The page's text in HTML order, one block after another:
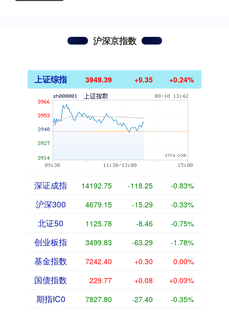
沪深京指数
上证综指 3949.39 +9.35 +0.24%
深证成指 14192.75 -118.25 -0.83%
沪深300 4679.15 -15.29 -0.33%
北证50 1125.78 -8.46 -0.75%
创业板指 3499.83 -63.29 -1.78%
基金指数 7242.40 +0.30 0.00%
国债指数 229.77 +0.08 +0.03%
期指IC0 7827.80 -27.40 -0.35%